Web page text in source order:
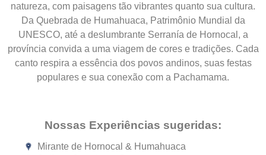
natureza, com paisagens tão vibrantes quanto sua cultura.
Da Quebrada de Humahuaca, Patrimônio Mundial da
UNESCO, até a deslumbrante Serranía de Hornocal, a
província convida a uma viagem de cores e tradições. Cada
canto respira a essência dos povos andinos, suas festas
populares e sua conexão com a Pachamama.
Nossas Experiências sugeridas:
Mirante de Hornocal & Humahuaca